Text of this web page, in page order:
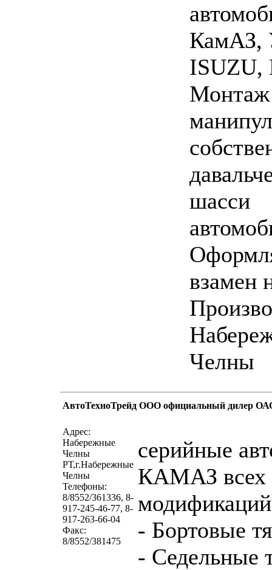
КамАЗ,
ISUZU,
Монтаж
шасси
Челны
АвтоТехноТрейд ООО официальный дилер
Адрес:
Набережные
Челны
РТ,г.Набережные
Челны
Телефоны:
8/8552/361336, 8-
917-245-46-77, 8-
917-263-66-04
Факс:
8/8552/381475
серийные
КАМАЗ всех
- Бортовые
- Седельные